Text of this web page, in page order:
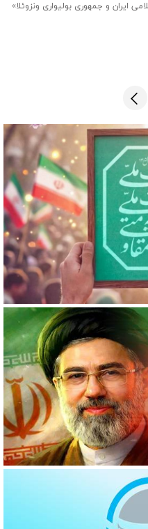
ایران و جمهوری بولیواری ونزوئلا»